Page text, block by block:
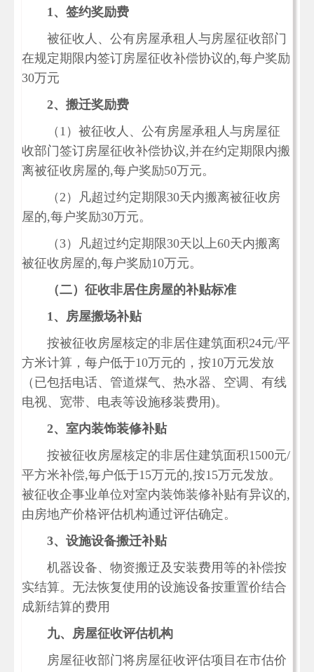
1、签约奖励费
被征收人、公有房屋承租人与房屋征收部门
在规定期限内签订房屋征收补偿协议的,每户奖励
30万元
2、搬迁奖励费
（1）被征收人、公有房屋承租人与房屋征
收部门签订房屋征收补偿协议,并在约定期限内搬
离被征收房屋的,每户奖励50万元。
（2）凡超过约定期限30天内搬离被征收房
屋的,每户奖励30万元。
（3）凡超过约定期限30天以上60天内搬离
被征收房屋的,每户奖励10万元。
（二）征收非居住房屋的补贴标准
1、房屋搬场补贴
按被征收房屋核定的非居住建筑面积24元/平
方米计算，每户低于10万元的，按10万元发放
（已包括电话、管道煤气、热水器、空调、有线
电视、宽带、电表等设施移装费用)。
2、室内装饰装修补贴
按被征收房屋核定的非居住建筑面积1500元/
平方米补偿,毎户低于15万元的,按15万元发放。
被征收企事业单位对室内装饰装修补贴有异议的,
由房地产价格评估机构通过评估确定。
3、设施设备搬迁补贴
机器设备、物资搬迂及安装费用等的补偿按
实结算。无法恢复使用的设施设备按重置价结合
成新结算的费用
九、房屋征收评估机构
房屋征收部门将房屋征收评估项目在市估价